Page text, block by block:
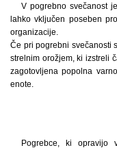
V pogrebno svečanost
lahko vključen poseben
organizacije.
Če pri pogrebni svečanosti
strelnim orožjem, ki izstreli
zagotovljena popolna
enote.
Pogrebce, ki opravijo